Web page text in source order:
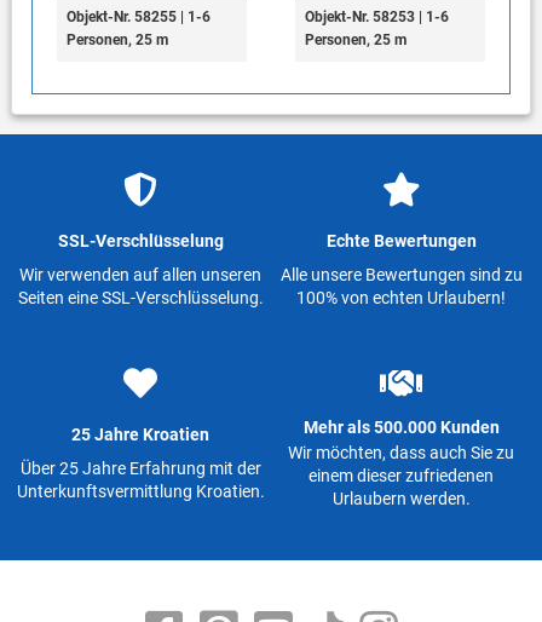
Objekt-Nr. 58255 | 1-6
Personen, 25 m
Objekt-Nr. 58253 | 1-6
Personen, 25 m
SSL-Verschlüsselung
Wir verwenden auf allen unseren
Seiten eine SSL-Verschlüsselung.
Echte Bewertungen
Alle unsere Bewertungen sind zu
100% von echten Urlaubern!
25 Jahre Kroatien
Über 25 Jahre Erfahrung mit der
Unterkunftsvermittlung Kroatien.
Mehr als 500.000 Kunden
Wir möchten, dass auch Sie zu
einem dieser zufriedenen
Urlaubern werden.